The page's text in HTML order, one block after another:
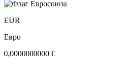
EUR
Евро
0,0000000000 €